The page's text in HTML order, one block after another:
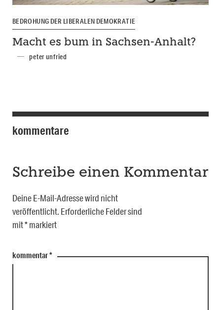
BEDROHUNG DER LIBERALEN DEMOKRATIE
Macht es bum in Sachsen-Anhalt?
peter unfried
kommentare
Schreibe einen Kommentar
Deine E-Mail-Adresse wird nicht
veröffentlicht. Erforderliche Felder sind
mit*markiert
kommentar*